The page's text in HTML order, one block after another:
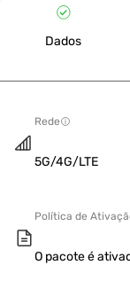
Dados
Rede
5G/4G/LTE
Política de
O pacote é